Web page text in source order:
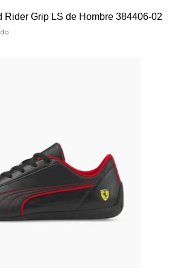
Rider Grip LS de Hombre 384406-02